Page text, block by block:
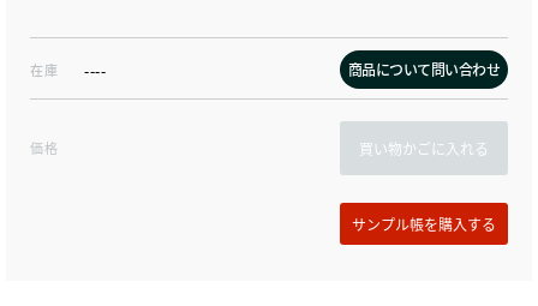
在庫 ---- 商品について問い合わせ
価格 買い物かごに入れる